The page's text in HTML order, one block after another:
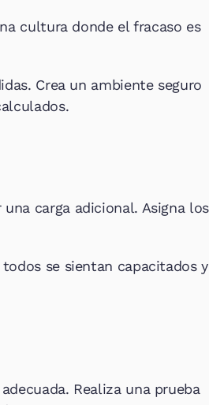
cultura donde el fracaso es
Crea un ambiente seguro
carga adicional. Asigna los
se sientan capacitados y
Realiza una prueba